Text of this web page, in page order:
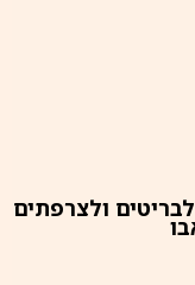
לבריטים ולצרפתים